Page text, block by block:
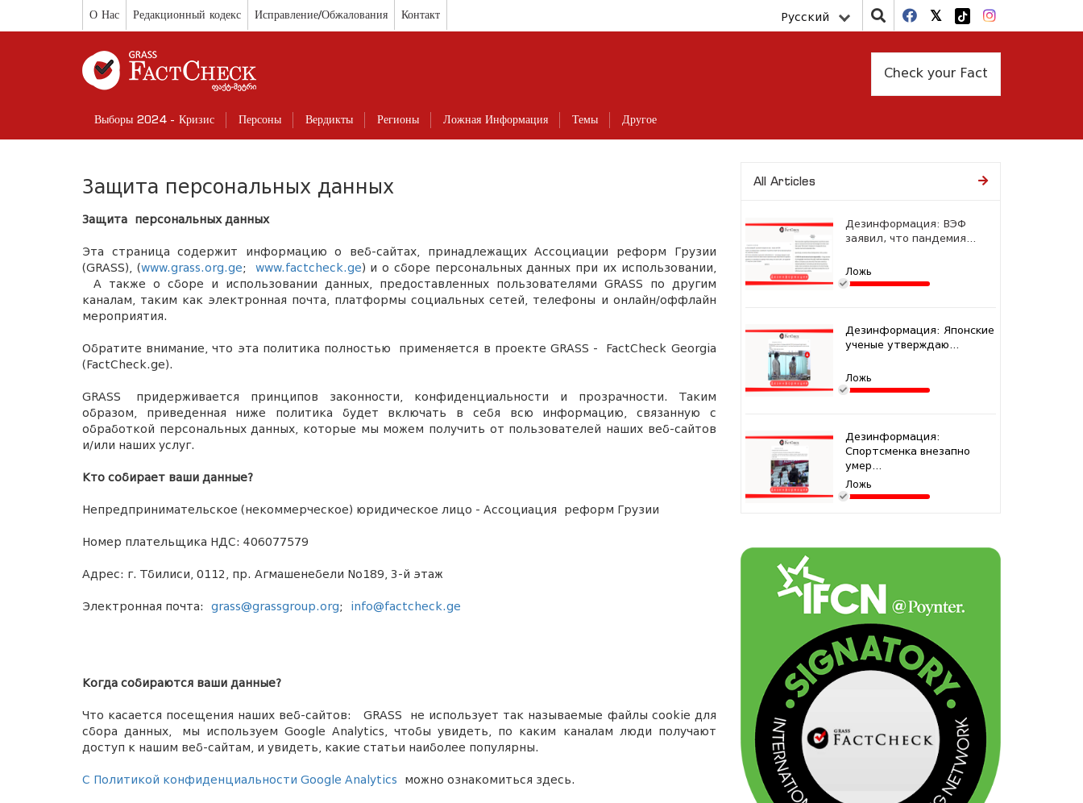
О Нас Редакционный кодекс Исправление/Обжалования Контакт Русский
Check your Fact
Выборы 2024 - Кризис Персоны Вердикты Регионы Ложная Информация Темы Другое
Защита персональных данных
Защита персональных данных
Эта страница содержит информацию о веб-сайтах, принадлежащих Ассоциации реформ Грузии
(GRASS), (www.grass.org.ge; www.factcheck.ge ) и о сборе персональных данных при их использовании,
А также о сборе и использовании данных, предоставленных пользователями GRASS по другим
каналам, таким как электронная почта, платформы социальных сетей, телефоны и онлайн/оффлайн
мероприятия.
Обратите внимание, что эта политика полностью применяется в проекте GRASS -
FactCheck Georgia
( FactCheck.ge ).
GRASS придерживается принципов законности, конфиденциальности и прозрачности. Таким
образом, приведенная ниже политика будет включать в себя всю информацию, связанную с
обработкой персональных данных, которые мы можем получить от пользователей наших веб-сайтов
и/или наших услуг.
Кто собирает ваши данные?
Непредпринимательское (некоммерческое) юридическое лицо - Ассоциация реформ Грузии
Номер плательщика НДС: 406077579
Адрес: г. Тбилиси, 0112, пр. Агмашенебели No189, 3-й этаж
Электронная почта: grass@grassgroup.org; info@factcheck.ge
Когда собираются ваши данные?
Что касается посещения наших веб-сайтов: GRASS не использует так называемые файлы cookie для
сбора данных, мы используем Google Analytics, чтобы увидеть, по каким каналам люди получают
доступ к нашим веб-сайтам, и увидеть, какие статьи наиболее популярны.
С Политикой конфиденциальности Google Analytics можно ознакомиться здесь.
All Articles
Дезинформация: ВЭФ
заявил, что пандемия...
Ложь
Дезинформация: Японские
ученые утверждаю...
Ложь
Дезинформация:
Спортсменка внезапно
умер...
Ложь